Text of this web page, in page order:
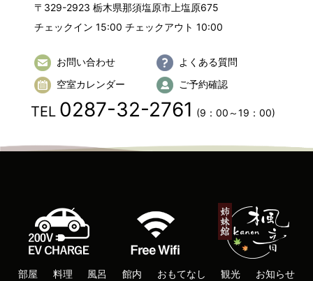
〒329-2923 栃木県那須塩原市上塩原675
チェックイン 15:00 チェックアウト 10:00
お問い合わせ
よくある質問
空室カレンダー
ご予約確認
TEL 0287-32-2761 (9：00～19：00)
部屋 料理 風呂 館内 おもてなし 観光 お知らせ